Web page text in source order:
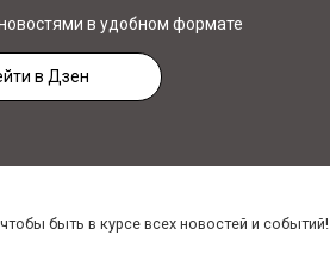
в удобном формате
в Дзен
быть в курсе всех новостей и событий!